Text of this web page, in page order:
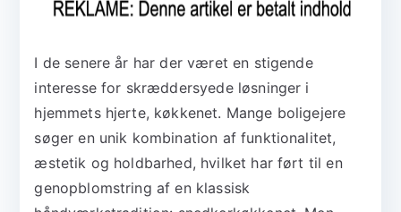
I de senere år har der været en stigende
interesse for skræddersyede løsninger i
hjemmets hjerte, køkkenet. Mange boligejere
søger en unik kombination af funktionalitet,
æstetik og holdbarhed, hvilket har ført til en
genopblomstring af en klassisk